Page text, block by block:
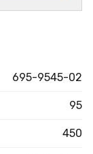
695-9545-02
95
450